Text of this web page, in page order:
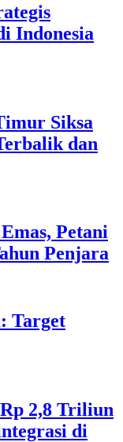
Indonesia
Siksa
dan
Petani
Penjara
Target
2,8 Triliun
di